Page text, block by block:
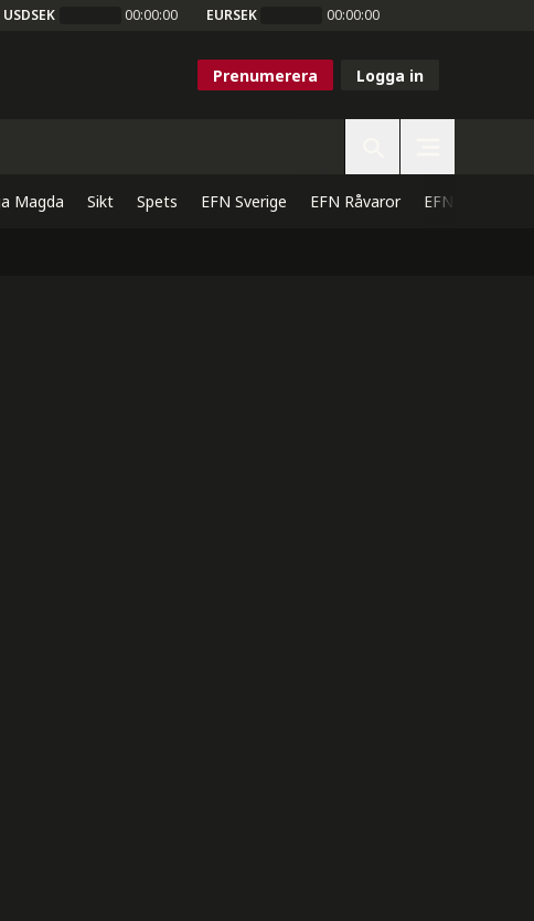
USDSEK 00:00:00 EURSEK 00:00:00
Prenumerera Logga in
Magda Sikt Spets EFN Sverige EFN Råvaror EFN Direkt